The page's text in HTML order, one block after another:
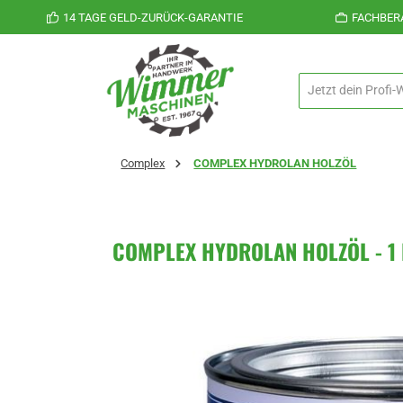
Hauptinhalt springen
Zur Suche springen
Zur Hauptnavigation springen
14 TAGE GELD-ZURÜCK-GARANTIE
Complex COMPLEX HYDROLAN HOLZÖL
COMPLEX HYDROLAN HOLZÖL
Bildergalerie überspringen